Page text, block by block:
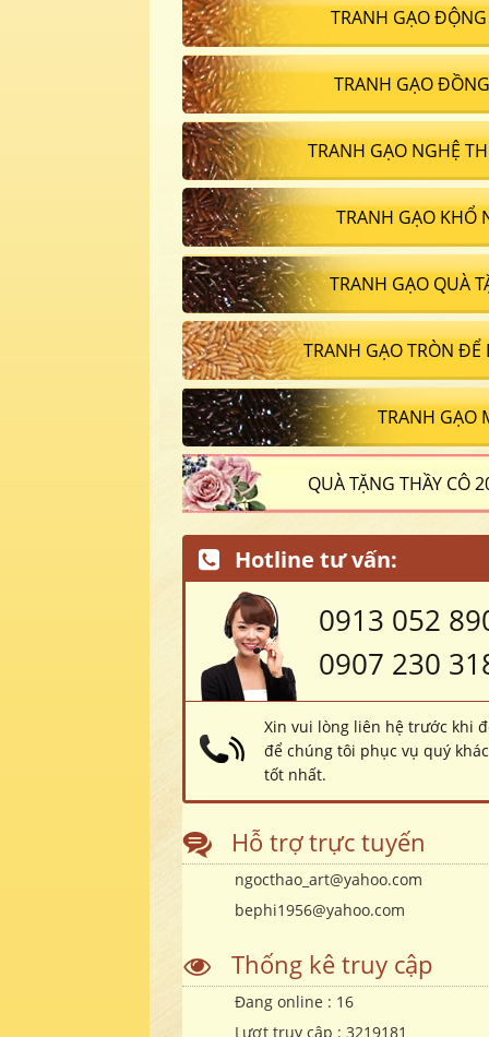
TRANH GẠO ĐỘNG
TRANH GẠO
TRANH GẠO NGHỆ
TRANH GẠO KHỔ
TRANH GẠO QUÀ
TRANH GẠO TRÒN ĐỂ
TRANH GẠO
QUÀ TẶNG THẦY CÔ
Hotline tư vấn:
0913 052
0907 230
Xin vui lòng liên hệ trước khi
để chúng tôi phục vụ quý
tốt nhất.
Hỗ trợ trực tuyến
ngocthao_art@yahoo.com
bephi1956@yahoo.com
Thống kê truy cập
Đang online : 16
Lượt truy cập : 3219181